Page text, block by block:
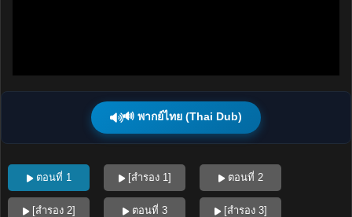
🔊 พากย์ไทย (Thai Dub)
ตอนที่ 1 [สำรอง 1] ตอนที่ 2
[สำรอง 2] ตอนที่ 3 [สำรอง 3]